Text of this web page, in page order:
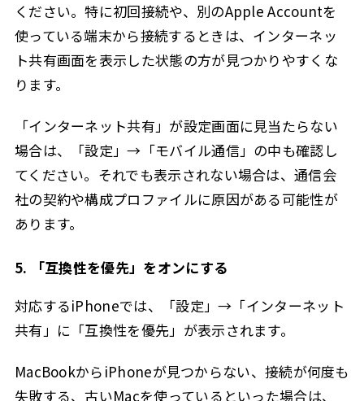
ください。特に初回接続や、別のApple Accountを
使っている端末から接続するときは、インターネッ
ト共有画面を表示した状態の方が見つかりやすくな
ります。
「インターネット共有」が設定画面に見当たらない
場合は、「設定」→「モバイル通信」の中も確認し
てください。それでも表示されない場合は、通信会
社の契約や構成プロファイルに原因がある可能性が
あります。
5. 「互換性を優先」をオンにする
対応するiPhoneでは、「設定」→「インターネット
共有」に「互換性を優先」が表示されます。
MacBookからiPhoneが見つからない、接続が何度も
失敗する、古いMacを使っているといった場合は、